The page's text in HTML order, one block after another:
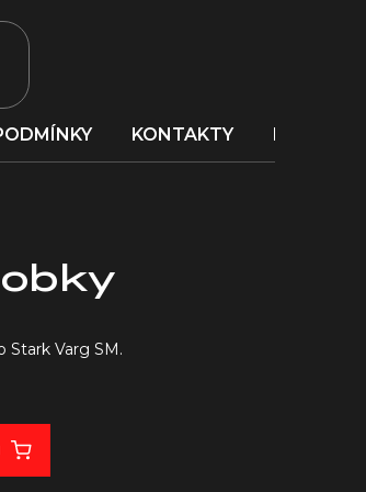
KONTAKTY
Stark Varg SM.